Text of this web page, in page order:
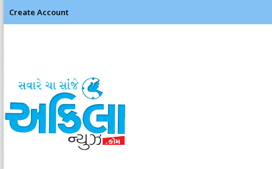
Create Account